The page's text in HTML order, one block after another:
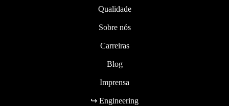
Qualidade
Sobre nós
Carreiras
Blog
Imprensa
↪ Engineering